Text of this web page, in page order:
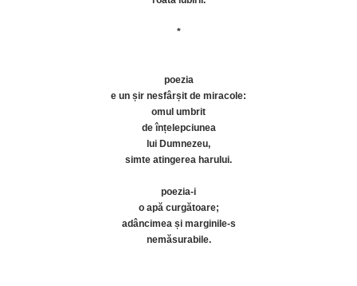
*
poezia
e un șir nesfârșit de miracole:
omul umbrit
de înțelepciunea
lui Dumnezeu,
simte atingerea harului.
poezia-i
o apă curgătoare;
adâncimea și marginile-s
nemăsurabile.